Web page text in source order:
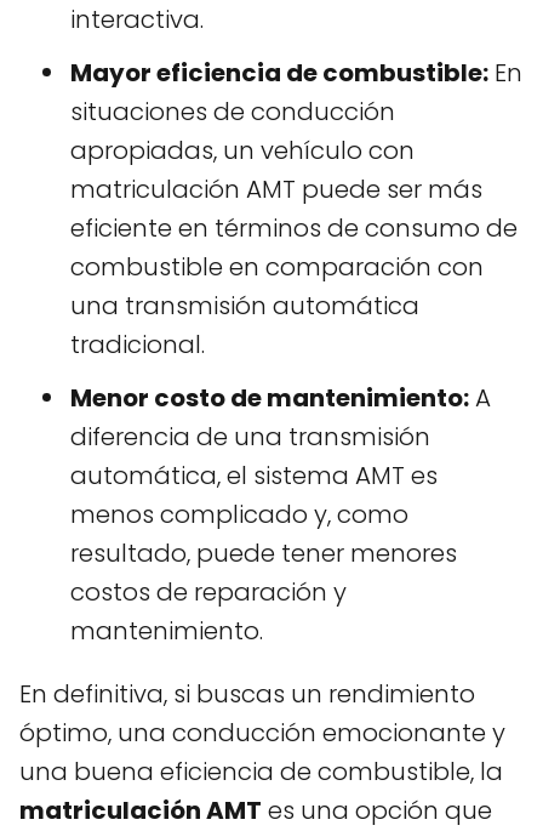
interactiva.
Mayor eficiencia de combustible: En
situaciones de conducción
apropiadas, un vehículo con
matriculación AMT puede ser más
eficiente en términos de consumo de
combustible en comparación con
una transmisión automática
tradicional.
Menor costo de mantenimiento:A
diferencia de una transmisión
automática, el sistema AMT es
menos complicado y, como
resultado, puede tener menores
costos de reparación y
mantenimiento.
En definitiva, si buscas un rendimiento
óptimo, una conducción emocionante y
una buena eficiencia de combustible, la
matriculación AMT es una opción que